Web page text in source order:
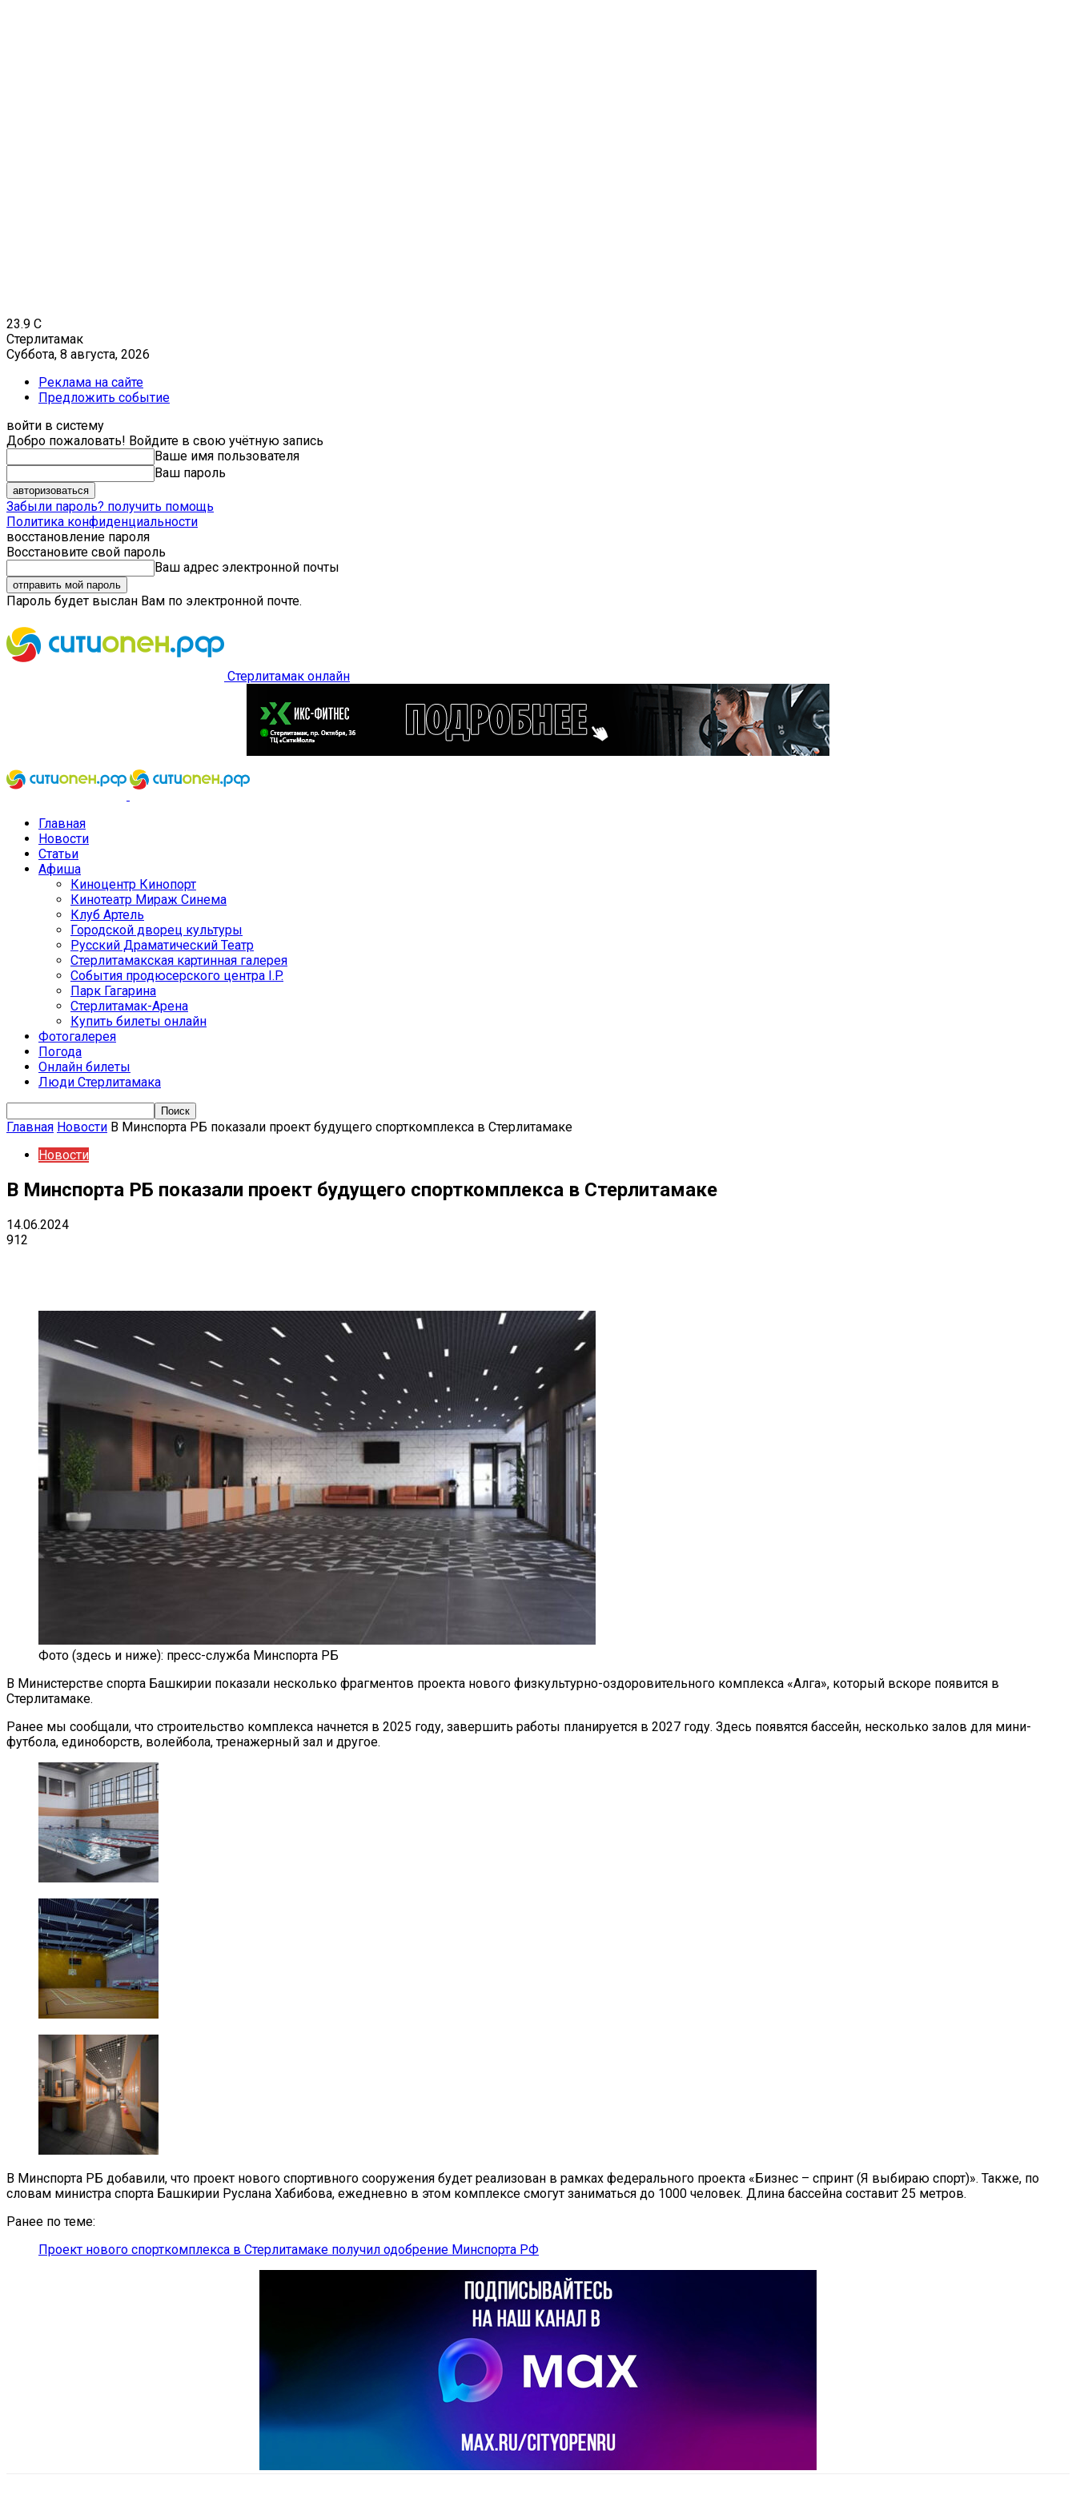
23.9 C
Стерлитамак
Суббота, 8 августа, 2026
Реклама на сайте
Предложить событие
войти в систему
Добро пожаловать! Войдите в свою учётную запись
Ваше имя пользователя
Ваш пароль
Забыли пароль? получить помощь
Политика конфиденциальности
восстановление пароля
Восстановите свой пароль
Ваш адрес электронной почты
Пароль будет выслан Вам по электронной почте.
Стерлитамак онлайн
Главная
Новости
Статьи
Афиша
Киноцентр Кинопорт
Кинотеатр Мираж Синема
Клуб Артель
Городской дворец культуры
Русский Драматический Театр
Стерлитамакская картинная галерея
События продюсерского центра I.P.
Парк Гагарина
Стерлитамак-Арена
Купить билеты онлайн
Фотогалерея
Погода
Онлайн билеты
Люди Стерлитамака
Главная Новости В Минспорта РБ показали проект будущего спорткомплекса в Стерлитамаке
Новости
В Минспорта РБ показали проект будущего спорткомплекса в Стерлитамаке
14.06.2024
912
Фото (здесь и ниже): пресс-служба Минспорта РБ
В Министерстве спорта Башкирии показали несколько фрагментов проекта нового физкультурно-оздоровительного комплекса «Алга», который вскоре появится в
Стерлитамаке.
Ранее мы сообщали, что строительство комплекса начнется в 2025 году, завершить работы планируется в 2027 году. Здесь появятся бассейн, несколько залов для мини-
футбола, единоборств, волейбола, тренажерный зал и другое.
В Минспорта РБ добавили, что проект нового спортивного сооружения будет реализован в рамках федерального проекта «Бизнес – спринт (Я выбираю спорт)». Также, по
словам министра спорта Башкирии Руслана Хабибова, ежедневно в этом комплексе смогут заниматься до 1000 человек. Длина бассейна составит 25 метров.
Ранее по теме:
Проект нового спорткомплекса в Стерлитамаке получил одобрение Минспорта РФ